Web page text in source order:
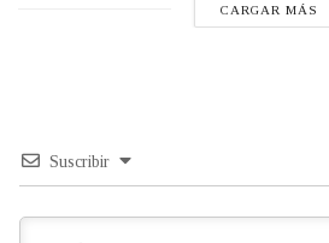
CARGAR MÁS
Suscribir